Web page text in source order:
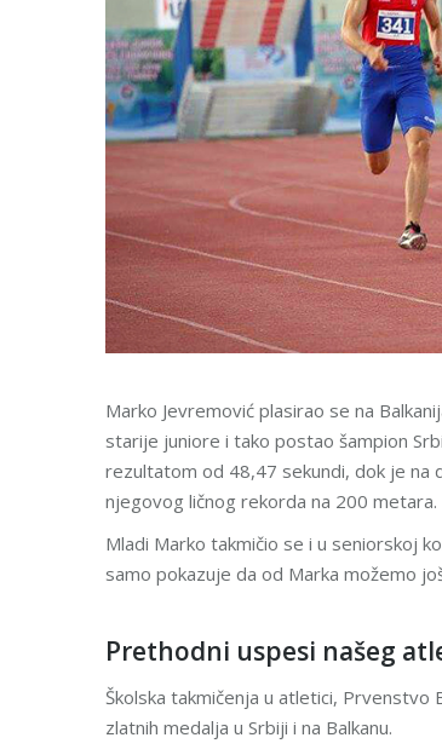
Marko Jevremović plasirao se na
starije juniore i tako postao šampion
rezultatom od 48,47 sekundi, dok je
njegovog ličnog rekorda na 200 metara.
Mladi Marko takmičio se i u seniorskoj
samo pokazuje da od Marka možemo
Prethodni uspesi našeg
Školska takmičenja u atletici,
zlatnih medalja u Srbiji i na Balkanu.